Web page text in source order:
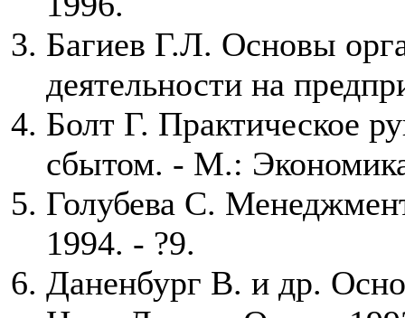
Багиев Г.Л. Основы
деятельности на
Болт Г. Практическое
сбытом. - М.:
Голубева С.
1994. - ?9.
Даненбург В. и др.